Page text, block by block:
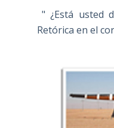
" ¿Está usted
Retórica en el